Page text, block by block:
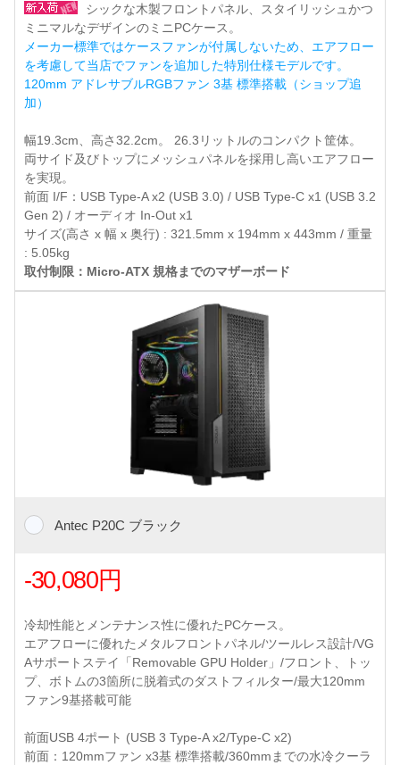
シックな木製フロントパネル、スタイリッシュかつ
ミニマルなデザインのミニPCケース。
メーカー標準ではケースファンが付属しないため、エアフロー
を考慮して当店でファンを追加した特別仕様モデルです。
120mm アドレサブルRGBファン 3基 標準搭載（ショップ追
加）
幅19.3cm、高さ32.2cm。 26.3リットルのコンパクト筐体。
両サイド及びトップにメッシュパネルを採用し高いエアフロー
を実現。
前面 I/F：USB Type-A x2 (USB 3.0) / USB Type-C x1 (USB 3.2
Gen 2) / オーディオ In-Out x1
サイズ(高さ x 幅 x 奥行) : 321.5mm x 194mm x 443mm / 重量
: 5.05kg
取付制限：Micro-ATX 規格までのマザーボード
Antec P20C ブラック
-30,080円
冷却性能とメンテナンス性に優れたPCケース。
エアフローに優れたメタルフロントパネル/ツールレス設計/VG
Aサポートステイ「Removable GPU Holder」/フロント、トッ
プ、ボトムの3箇所に脱着式のダストフィルター/最大120mm
ファン9基搭載可能
前面USB 4ポート (USB 3 Type-A x2/Type-C x2)
前面：120mmファン x3基 標準搭載/360mmまでの水冷クーラ